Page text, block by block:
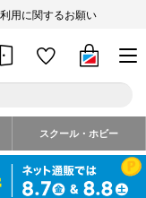
用に関するお願い
スクール・ホビー